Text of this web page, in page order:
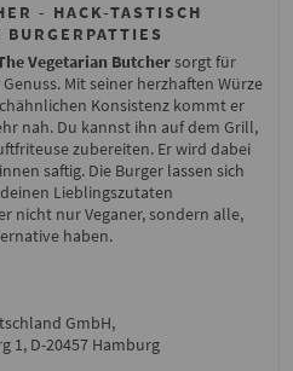
- HACK-TASTISCH
Vegetarian Butchersorgt für
Mit seiner herzhaften Würze
Konsistenz kommt er
nah. Du kannst ihn auf dem Grill,
zubereiten. Er wird dabei
saftig. Die Burger lassen sich
Lieblingszutaten
nicht nur Veganer, sondern alle,
haben.
GmbH,
1, D-20457 Hamburg